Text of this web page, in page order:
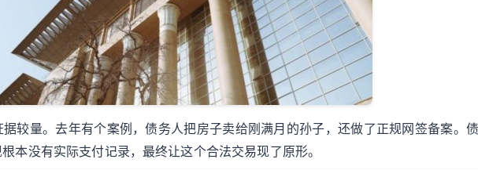
较量。去年有个案例，债务人把房子卖给刚满月的孙子，还做了正规网签备案。
本没有实际支付记录，最终让这个合法交易现了原形。